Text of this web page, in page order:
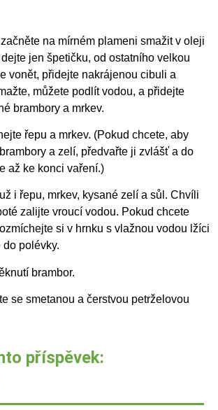
na mírném plameni smažit v oleji
jen špetičku, od ostatního velkou
vonět, přidejte nakrájenou cibuli a
můžete podlít vodou, a přidejte
brambory a mrkev.
řepu a mrkev. (Pokud chcete, aby
a zelí, předvařte ji zvlášť a do
až ke konci vaření.)
i řepu, mrkev, kysané zelí a sůl. Chvíli
zalijte vroucí vodou. Pokud chcete
si v hrnku s vlažnou vodou lžíci
do polévky.
brambor.
se smetanou a čerstvou petrželovou
příspěvek: